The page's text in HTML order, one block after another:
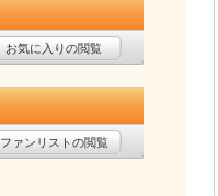
お気に入りの閲覧
ファンリストの閲覧